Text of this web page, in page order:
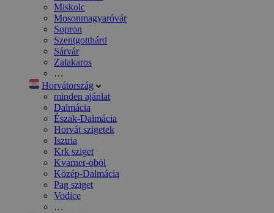
Miskolc
Mosonmagyaróvár
Sopron
Szentgotthárd
Sárvár
Zalakaros
…
Horvátország
minden ajánlat
Dalmácia
Észak-Dalmácia
Horvát szigetek
Isztria
Krk sziget
Kvarner-öböl
Közép-Dalmácia
Pag sziget
Vodice
…